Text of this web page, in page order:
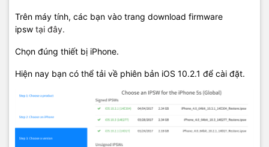
Trên máy tính, các bạn vào trang download firmware
ipsw tại đây.
Chọn đúng thiết bị iPhone.
Hiện nay bạn có thể tải về phiên bản iOS 10.2.1 để cài đặt.